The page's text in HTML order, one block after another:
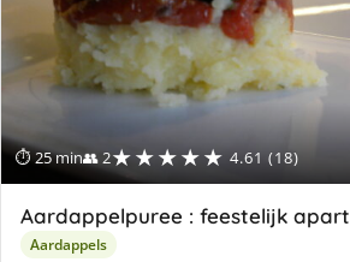
⏱ 25 min👥 2★★★★★ 4.61 (18)
Aardappelpuree : feestelijk apart
Aardappels